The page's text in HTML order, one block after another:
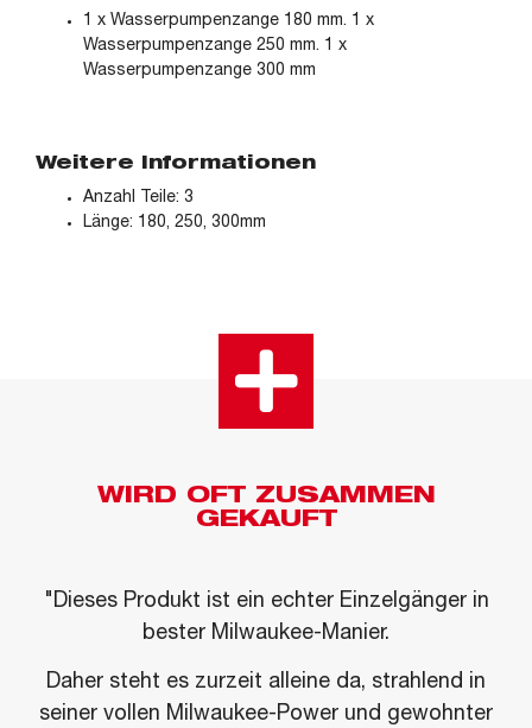
1 x Wasserpumpenzange 180 mm. 1 x
Wasserpumpenzange 250 mm. 1 x
Wasserpumpenzange 300 mm
Weitere Informationen
Anzahl Teile: 3
Länge: 180, 250, 300mm
WIRD OFT ZUSAMMEN
GEKAUFT
"Dieses Produkt ist ein echter Einzelgänger in
bester Milwaukee-Manier.
Daher steht es zurzeit alleine da, strahlend in
seiner vollen Milwaukee-Power und gewohnter